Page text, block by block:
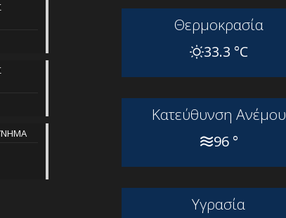
Θερμοκρασία
33.3 °C
Kατεύθυνση Aνέμου
96 °
Yγρασία